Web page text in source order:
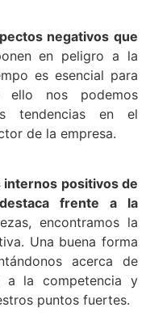
negativos que
en peligro a la
es esencial para
ello nos podemos
tendencias en el
de la empresa.
positivos de
frente a la
encontramos la
Una buena forma
acerca de
a la competencia y
puntos fuertes.